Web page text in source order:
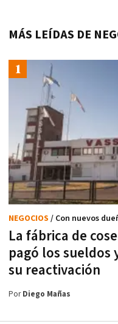
MÁS LEÍDAS DE
La fábrica de
pagó los sueldos
su reactivación
NEGOCIOS / Con nuevos
PorDiego Mañas